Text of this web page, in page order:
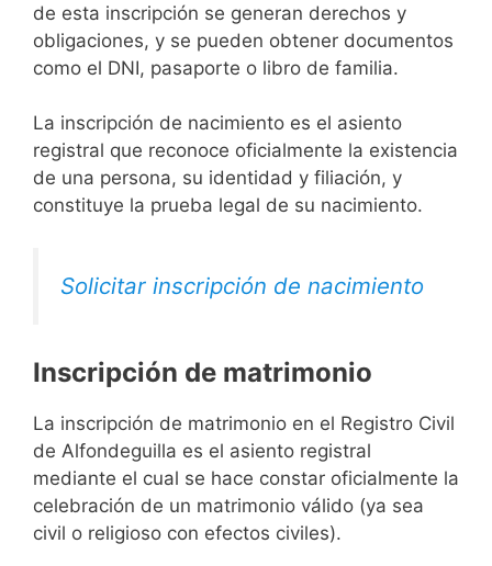
de esta inscripción se generan derechos y
obligaciones, y se pueden obtener documentos
como el DNI, pasaporte o libro de familia.
La inscripción de nacimiento es el asiento
registral que reconoce oficialmente la existencia
de una persona, su identidad y filiación, y
constituye la prueba legal de su nacimiento.
Solicitar inscripción de nacimiento
Inscripción de matrimonio
La inscripción de matrimonio en el Registro Civil
de Alfondeguilla es el asiento registral
mediante el cual se hace constar oficialmente la
celebración de un matrimonio válido (ya sea
civil o religioso con efectos civiles).